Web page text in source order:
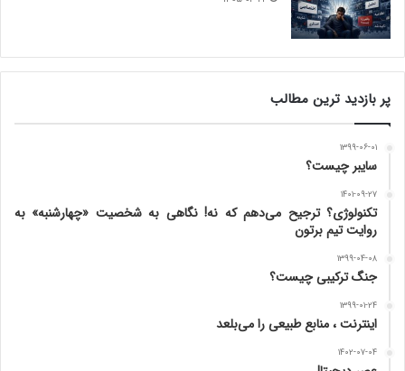
پر بازدید ترین مطالب
۱۳۹۹-۰۶-۰۱
سایبر چیست؟
۱۴۰۱-۰۹-۲۷
تکنولوژی؟ ترجیح می‌دهم که نه! نگاهی به شخصیت «چهارشنبه» به
روایت تیم برتون
۱۳۹۹-۰۴-۰۸
جنگ ترکیبی چیست؟
۱۳۹۹-۰۱-۲۴
اینترنت ، منابع طبیعی را می‌بلعد
۱۴۰۲-۰۷-۰۴